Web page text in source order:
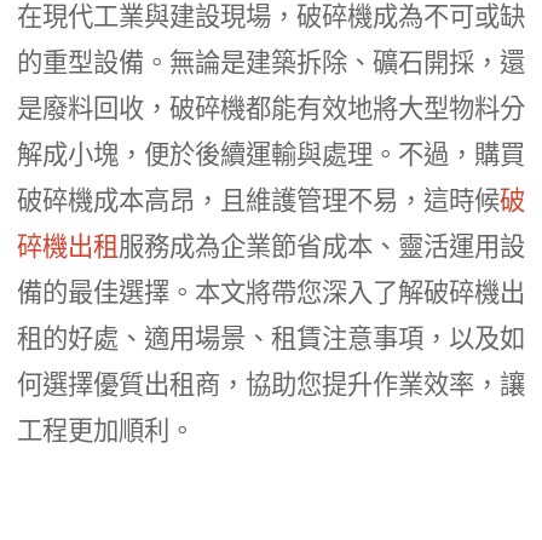
在現代工業與建設現場，破碎機成為不可或缺
的重型設備。無論是建築拆除、礦石開採，還
是廢料回收，破碎機都能有效地將大型物料分
解成小塊，便於後續運輸與處理。不過，購買
破碎機成本高昂，且維護管理不易，這時候破
碎機出租 服務成為企業節省成本、靈活運用設
備的最佳選擇。本文將帶您深入了解破碎機出
租的好處、適用場景、租賃注意事項，以及如
何選擇優質出租商，協助您提升作業效率，讓
工程更加順利。